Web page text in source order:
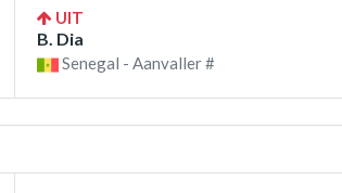
UIT
B. Dia
Senegal - Aanvaller #